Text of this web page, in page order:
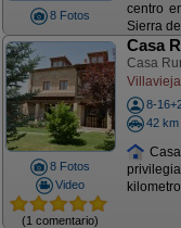
8 Fotos
centro
Sierra
8 Fotos
Video
(1 comentario)
Casa
Casa
8-
42 km